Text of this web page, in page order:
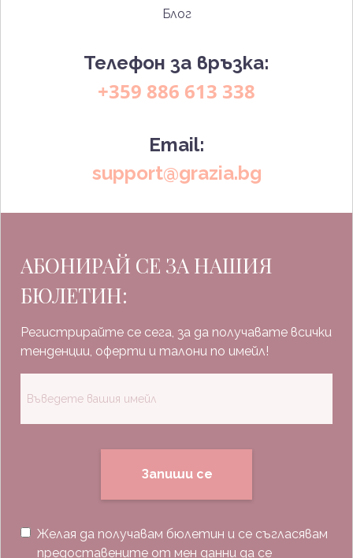
Блог
Телефон за връзка:
+359 886 613 338
Email:
support@grazia.bg
АБОНИРАЙ СЕ ЗА НАШИЯ
БЮЛЕТИН:
Регистрирайте се сега, за да получавате всички
тенденции, оферти и талони по имейл!
Запиши се
Желая да получавам бюлетин и се съгласявам
предоставените от мен данни да се